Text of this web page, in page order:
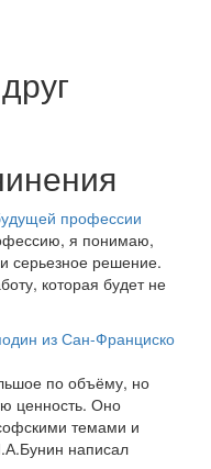
профессии
я понимаю,
серьезное решение.
которая будет не
из Сан-Франциско
по объёму, но
ценность. Оно
темами и
написал